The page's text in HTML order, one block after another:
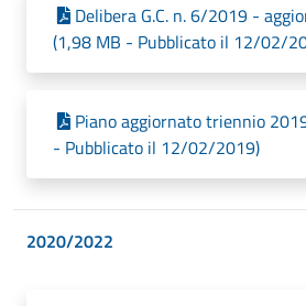
Delibera G.C. n. 6/2019 -
(1,98 MB - Pubblicato il 12/02/
Piano aggiornato triennio
- Pubblicato il 12/02/2019)
2020/2022